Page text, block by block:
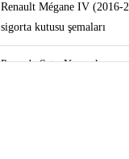
Renault Mégane IV (2016-
sigorta kutusu şemaları
Pazarda Satış Yapmak